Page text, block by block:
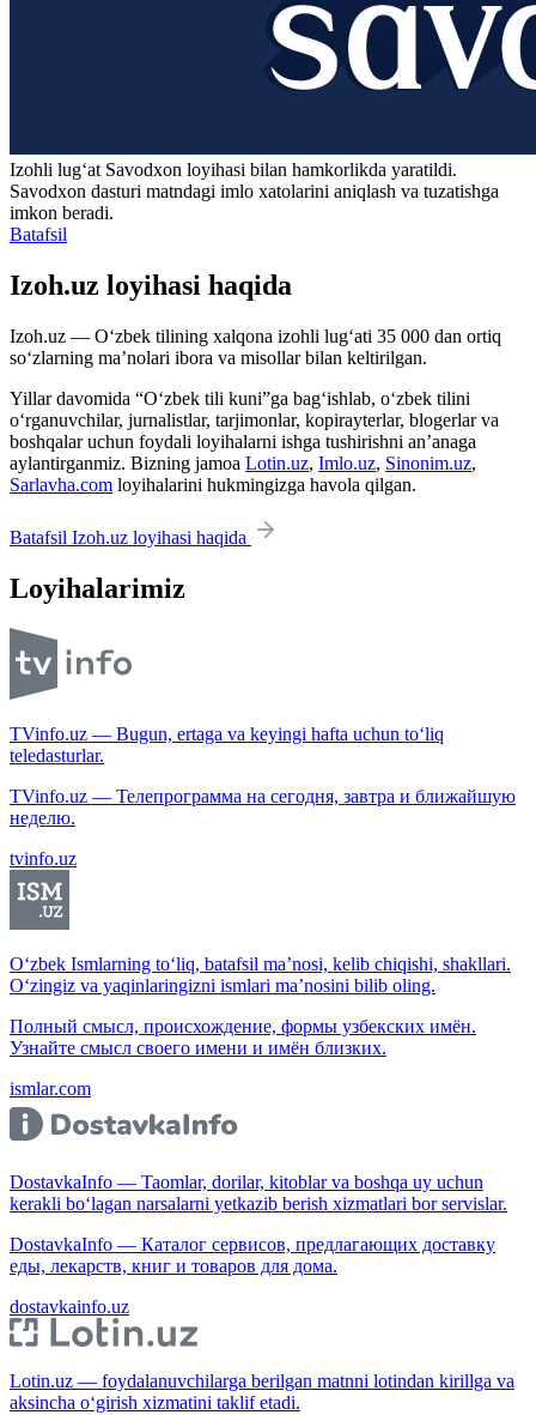
Izohli lugʻat Savodxon loyihasi bilan hamkorlikda yaratildi.
Savodxon dasturi matndagi imlo xatolarini aniqlash va tuzatishga
imkon beradi.
Batafsil
Izoh.uz loyihasi haqida
Izoh.uz — O‘zbek tilining xalqona izohli lug‘ati 35 000 dan ortiq
so‘zlarning ma’nolari ibora va misollar bilan keltirilgan.
Yillar davomida “O‘zbek tili kuni”ga bag‘ishlab, o‘zbek tilini
o‘rganuvchilar, jurnalistlar, tarjimonlar, kopirayterlar, blogerlar va
boshqalar uchun foydali loyihalarni ishga tushirishni an’anaga
aylantirganmiz. Bizning jamoa Lotin.uz, Imlo.uz, Sinonim.uz,
Sarlavha.com loyihalarini hukmingizga havola qilgan.
Batafsil Izoh.uz loyihasi haqida
Loyihalarimiz
TVinfo.uz — Bugun, ertaga va keyingi hafta uchun to‘liq
teledasturlar.
TVinfo.uz — Телепрограмма на сегодня, завтра и ближайшую
неделю.
tvinfo.uz
O‘zbek Ismlarning to‘liq, batafsil ma’nosi, kelib chiqishi, shakllari.
O‘zingiz va yaqinlaringizni ismlari ma’nosini bilib oling.
Полный смысл, происхождение, формы узбекских имён.
Узнайте смысл своего имени и имён близких.
ismlar.com
DostavkaInfo — Taomlar, dorilar, kitoblar va boshqa uy uchun
kerakli bo‘lagan narsalarni yetkazib berish xizmatlari bor servislar.
DostavkaInfo — Каталог сервисов, предлагающих доставку
еды, лекарств, книг и товаров для дома.
dostavkainfo.uz
Lotin.uz — foydalanuvchilarga berilgan matnni lotindan kirillga va
aksincha o‘girish xizmatini taklif etadi.